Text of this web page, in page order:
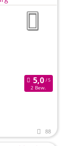
2 Bew.
88